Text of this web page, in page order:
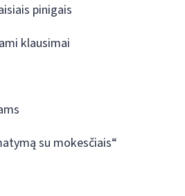
pinigais
klausimai
su mokesčiais“